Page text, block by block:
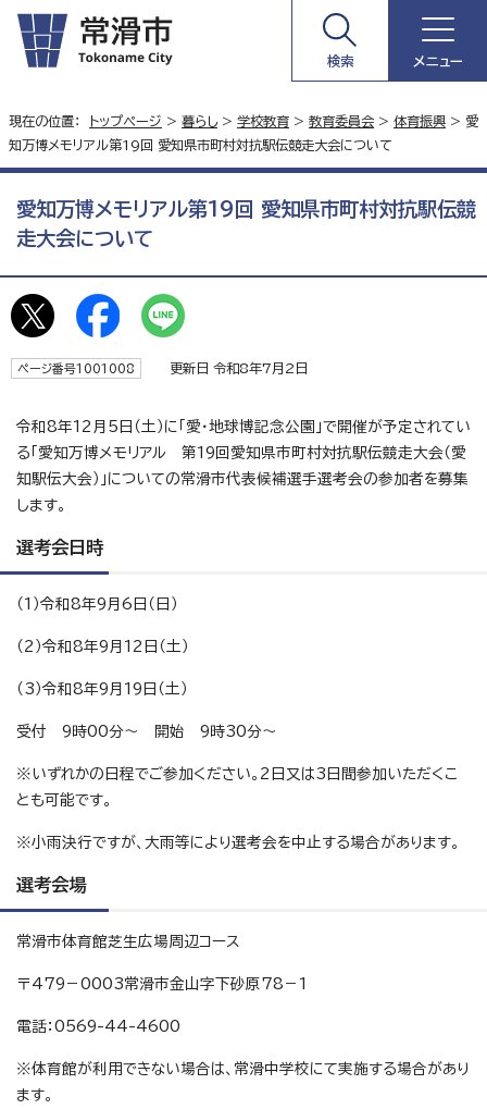
検索 メニュー
現在の位置： トップページ > 暮らし> 学校教育 > 教育委員会 > 体育振興 > 愛
知万博メモリアル第19回 愛知県市町村対抗駅伝競走大会について
愛知万博メモリアル第19回 愛知県市町村対抗駅伝競
走大会について
ページ番号1001008 更新日 令和8年7月2日
令和8年12月5日（土）に「愛・地球博記念公園」で開催が予定されてい
る「愛知万博メモリアル 第19回愛知県市町村対抗駅伝競走大会（愛
知駅伝大会）」についての常滑市代表候補選手選考会の参加者を募集
します。
選考会日時
（1）令和8年9月6日（日）
（2）令和8年9月12日（土）
（3）令和8年9月19日（土）
受付 9時00分～ 開始 9時30分～
※いずれかの日程でご参加ください。2日又は3日間参加いただくこ
とも可能です。
※小雨決行ですが、大雨等により選考会を中止する場合があります。
選考会場
常滑市体育館芝生広場周辺コース
〒479－0003常滑市金山字下砂原78－1
電話：0569-44-4600
※体育館が利用できない場合は、常滑中学校にて実施する場合があり
ます。